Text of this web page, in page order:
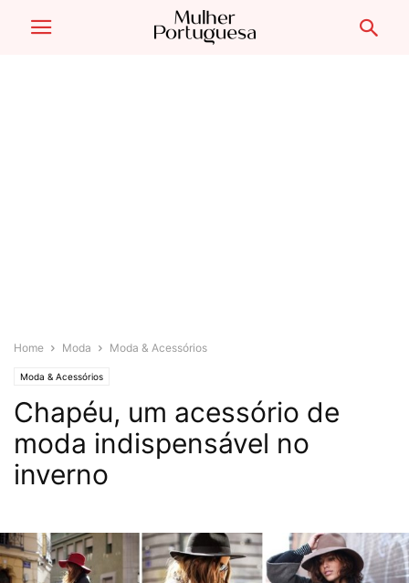
Home Moda Moda & Acessórios
Moda & Acessórios
Chapéu, um acessório de
moda indispensável no
inverno